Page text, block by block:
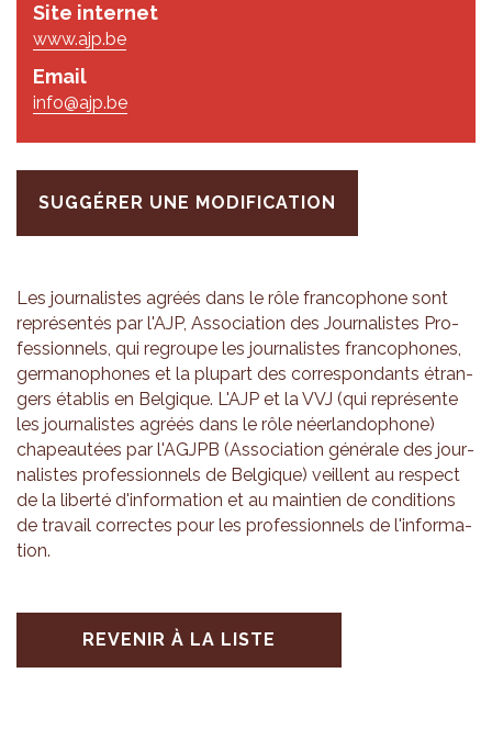
Site internet
www.ajp.be
Email
info@ajp.be
SUGGÉRER UNE MODIFICATION
Les jour­na­listes agréés dans le rôle fran­co­phone sont
repré­sen­tés par l'AJP, Asso­cia­tion des Jour­na­listes Pro­
fes­sion­nels, qui regroupe les jour­na­listes fran­co­phones,
ger­ma­no­phones et la plu­part des cor­res­pon­dants étran­
gers éta­blis en Bel­gique. L'AJP et la VVJ (qui repré­sente
les jour­na­listes agréés dans le rôle néer­lan­do­phone)
cha­peau­tées par l'AG­JPB (Asso­cia­tion géné­rale des jour­
na­listes pro­fes­sion­nels de Bel­gique) veillent au res­pect
de la liberté d'in­for­ma­tion et au main­tien de condi­tions
de tra­vail cor­rectes pour les pro­fes­sion­nels de l'in­for­ma­
tion.
REVENIR À LA LISTE